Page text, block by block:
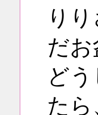
り
だ
ど
た